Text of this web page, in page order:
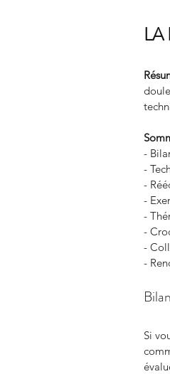
-
-
-
-
-
-
-
-
Si